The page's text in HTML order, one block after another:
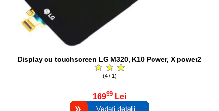
Display cu touchscreen LG M320, K10 Power, X power2
(4 / 1)
16999 Lei